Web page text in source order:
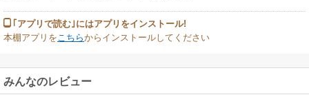
｢アプリで読む｣にはアプリをインストール!
本棚アプリを こちらからインストールしてください
みんなのレビュー